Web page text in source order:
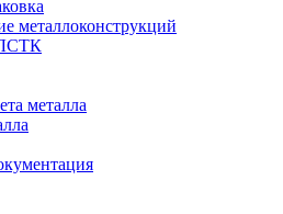
металлоконструкций
металла